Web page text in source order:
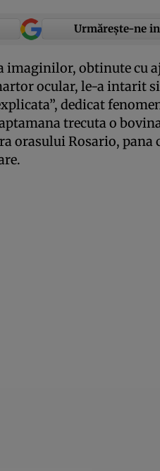
Urmărește-ne
imaginilor, obtinute cu
ocular, le-a intarit
dedicat
trecuta o
orasului Rosario, pana